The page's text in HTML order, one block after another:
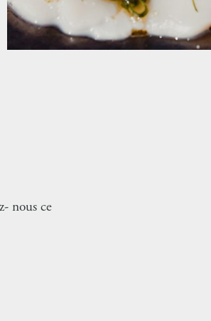
nous ce